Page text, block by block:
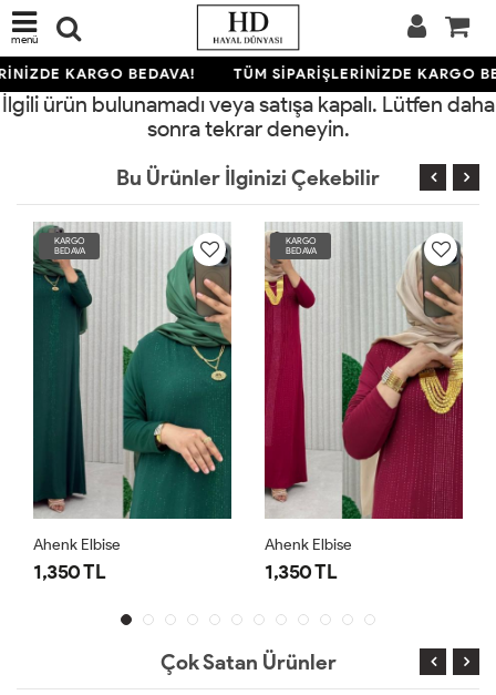
menü
KARGO BEDAVA! TÜM SİPARİŞLERİNİZDE KARGO
İlgili ürün bulunamadı veya satışa kapalı. Lütfen daha
sonra tekrar deneyin.
Bu Ürünler İlginizi Çekebilir
KARGO
BEDAVA
Ahenk Elbise
1,350 TL
KARGO
BEDAVA
Ahenk Elbise
1,350 TL
Çok Satan Ürünler